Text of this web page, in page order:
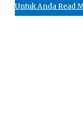
Untuk Anda Read